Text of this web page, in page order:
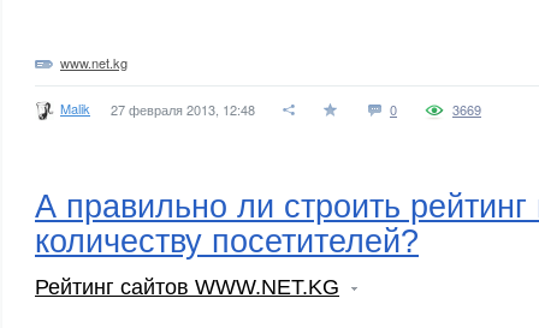
www.net.kg
Malik 27 февраля 2013, 12:48 0 3669
А правильно ли строить рейтинг
количеству посетителей?
Рейтинг сайтов WWW.NET.KG